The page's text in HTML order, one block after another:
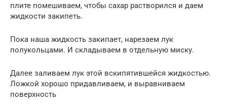
плите помешиваем, чтобы сахар растворился и даем
жидкости закипеть.
Пока наша жидкость закипает, нарезаем лук
полукольцами. И складываем в отдельную миску.
Далее заливаем лук этой вскипятившейся жидкостью.
Ложкой хорошо придавливаем, и выравниваем
поверхность